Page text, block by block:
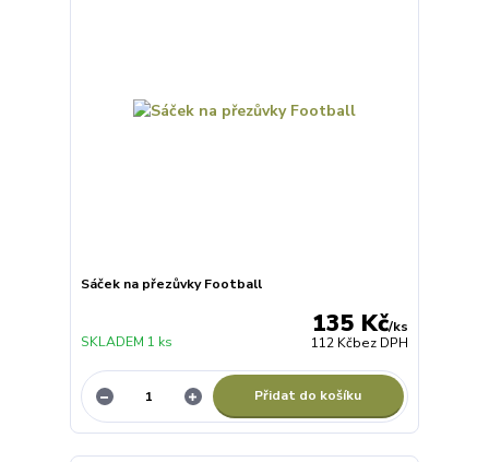
Sáček na přezůvky Football
135 Kč/ks
112 Kčbez DPH
SKLADEM 1 ks
Přidat do košíku